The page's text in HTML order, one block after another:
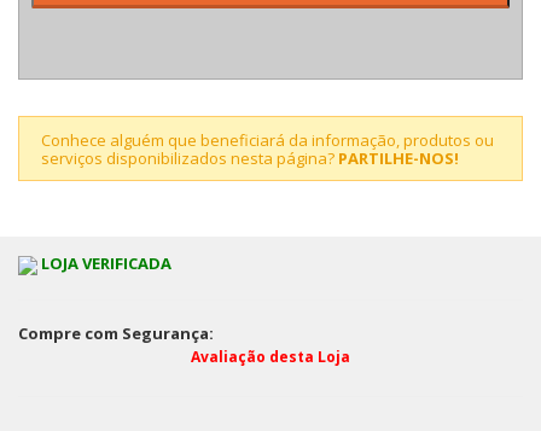
Conhece alguém que beneficiará da informação, produtos ou
serviços disponibilizados nesta página? PARTILHE-NOS!
LOJA VERIFICADA
Compre com Segurança:
Avaliação desta Loja